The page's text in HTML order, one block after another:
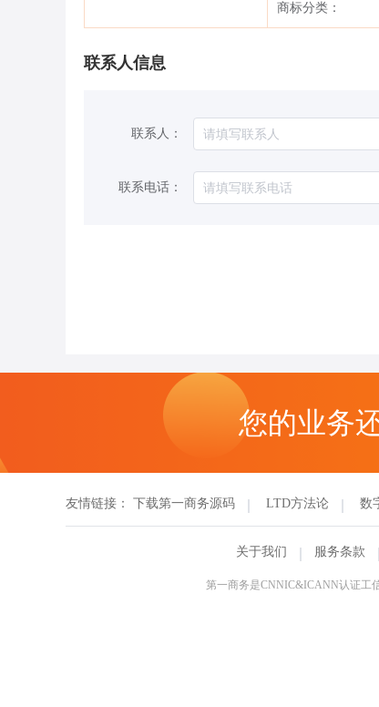
商标分类：
联系人信息
联系人：
联系电话：
您的业务
友情链接： 下载第一商务源码 LTD方法论 数
关于我们 服务条款
第一商务是CNNIC&ICANN认证工